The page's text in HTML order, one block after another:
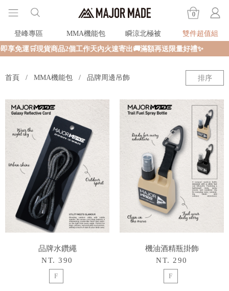
0
登峰專區 MMA機能包 瞬涼北極被
雙件超值組
運🛒現貨商品2個工作天內火速寄出🚚滿額再送限量好禮✨
首頁 MMA機能包 品牌周邊吊飾 排序
品牌水鑽繩
NT. 390
F
機油酒精瓶掛飾
NT. 290
F